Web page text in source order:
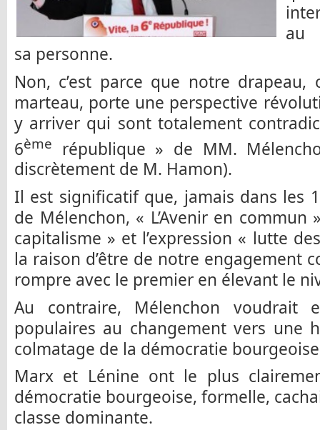
au
sa personne.
Non, c’est parce que notre
marteau, porte une perspective
y arriver qui sont totalement
6ème
république » de MM.
discrètement de M. Hamon).
Il est significatif que, jamais dans les
de Mélenchon, « L’Avenir en commun
capitalisme » et l’expression « lutte
la raison d’être de notre engagement
rompre avec le premier en élevant le
Au contraire, Mélenchon voudrait
populaires au changement vers une
colmatage de la démocratie
Marx et Lénine ont le plus
démocratie bourgeoise, formelle,
classe dominante.